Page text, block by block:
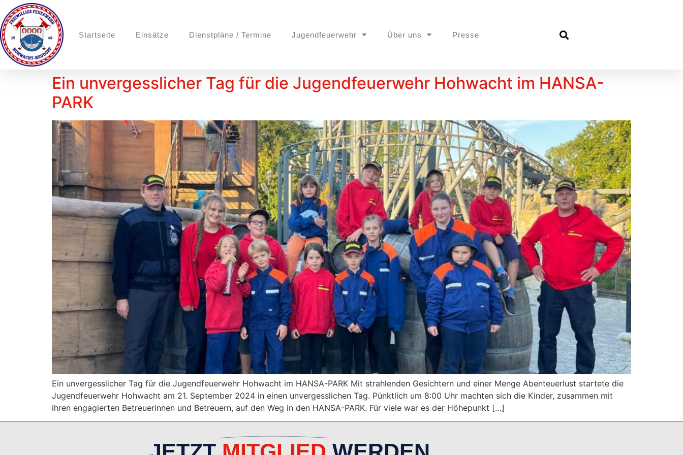
Startseite Einsätze Dienstpläne / Termine Jugendfeuerwehr Über uns Presse
Ein unvergesslicher Tag für die Jugendfeuerwehr Hohwacht im HANSA-
PARK
Ein unvergesslicher Tag für die Jugendfeuerwehr Hohwacht im HANSA-PARK Mit strahlenden Gesichtern und einer Menge Abenteuerlust startete die
Jugendfeuerwehr Hohwacht am 21. September 2024 in einen unvergesslichen Tag. Pünktlich um 8:00 Uhr machten sich die Kinder, zusammen mit
ihren engagierten Betreuerinnen und Betreuern, auf den Weg in den HANSA-PARK. Für viele war es der Höhepunkt […]